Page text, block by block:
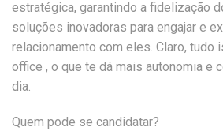
estratégica, garantindo a fidelização
soluções inovadoras para engajar e
relacionamento com eles. Claro, tudo
office , o que te dá mais autonomia e
dia.
Quem pode se candidatar?